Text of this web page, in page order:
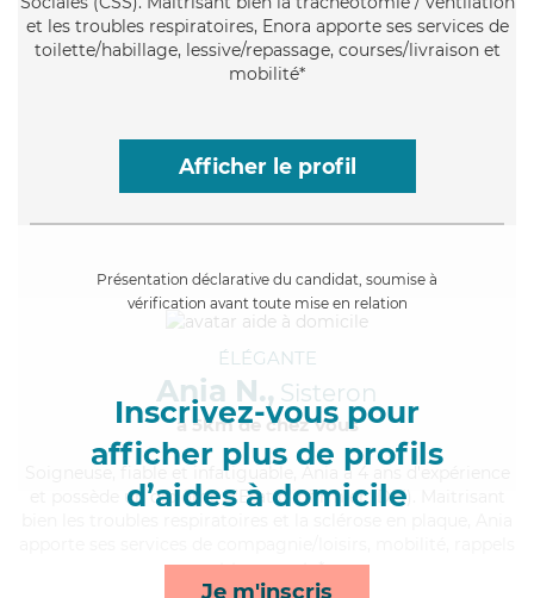
et les troubles respiratoires, Enora apporte ses services de
toilette/habillage, lessive/repassage, courses/livraison et
mobilité*
Afficher le profil
Présentation déclarative du candidat, soumise à
vérification avant toute mise en relation
Inscrivez-vous pour
afficher plus de profils
d’aides à domicile
Je m'inscris
ÉLÉGANTE
Ania N., Sisteron
à 5km de chez Vous
, fiable et infatiguable, Ania a 4 ans d'expérience
et possède un diplôme d'Etat d'infirmier (DEI). Maitrisant
et transports*